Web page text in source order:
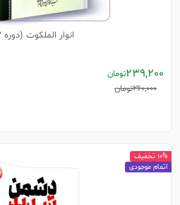
انوار الملکوت (دوره 2 جلدی)
239,200تومان
260,000تومان
10% تخفیف
اتمام موجودی